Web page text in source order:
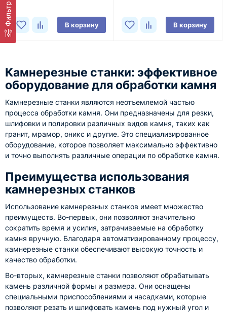
Фильтр В корзину В корзину
Камнерезные станки: эффективное
оборудование для обработки камня
Камнерезные станки являются неотъемлемой частью
процесса обработки камня. Они предназначены для резки,
шлифовки и полировки различных видов камня, таких как
гранит, мрамор, оникс и другие. Это специализированное
оборудование, которое позволяет максимально эффективно
и точно выполнять различные операции по обработке камня.
Преимущества использования
камнерезных станков
Использование камнерезных станков имеет множество
преимуществ. Во-первых, они позволяют значительно
сократить время и усилия, затрачиваемые на обработку
камня вручную. Благодаря автоматизированному процессу,
камнерезные станки обеспечивают высокую точность и
качество обработки.
Во-вторых, камнерезные станки позволяют обрабатывать
камень различной формы и размера. Они оснащены
специальными приспособлениями и насадками, которые
позволяют резать и шлифовать камень под нужный угол и